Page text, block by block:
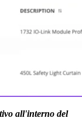
all'interno del